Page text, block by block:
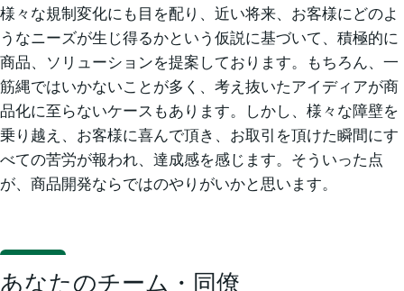
様々な規制変化にも目を配り、近い将来、お客様にどのよ
うなニーズが生じ得るかという仮説に基づいて、積極的に
商品、ソリューションを提案しております。もちろん、一
筋縄ではいかないことが多く、考え抜いたアイディアが商
品化に至らないケースもあります。しかし、様々な障壁を
乗り越え、お客様に喜んで頂き、お取引を頂けた瞬間にす
べての苦労が報われ、達成感を感じます。そういった点
が、商品開発ならではのやりがいかと思います。
あなたのチーム・同僚